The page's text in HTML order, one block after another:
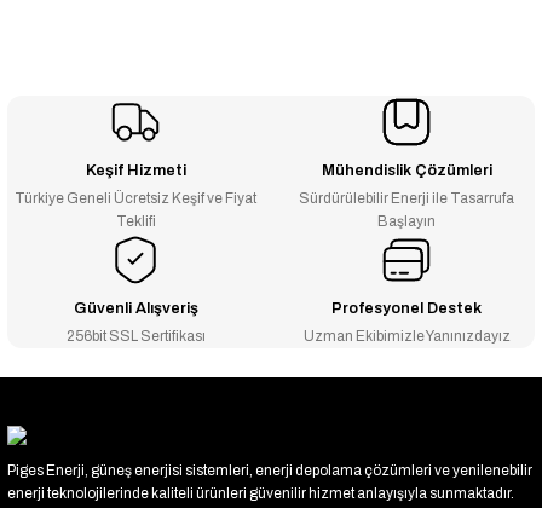
Keşif Hizmeti
Türkiye Geneli Ücretsiz Keşif ve Fiyat
Teklifi
Mühendislik Çözümleri
Sürdürülebilir Enerji ile Tasarrufa
Başlayın
Güvenli Alışveriş
256bit SSL Sertifikası
Profesyonel Destek
Uzman Ekibimizle Yanınızdayız
Piges Enerji, güneş enerjisi sistemleri, enerji depolama çözümleri ve yenilenebilir
enerji teknolojilerinde kaliteli ürünleri güvenilir hizmet anlayışıyla sunmaktadır.